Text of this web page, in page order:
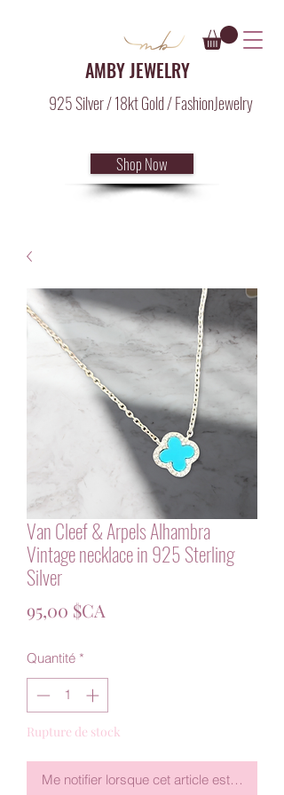
AMBY JEWELRY
925 Silver / 18kt Gold / FashionJewelry
Shop Now
Van Cleef & Arpels Alhambra
Vintage necklace in 925 Sterling
Silver
95,00 $CA
Quantité *
Rupture de stock
Me notifier lorsque cet article est disponible